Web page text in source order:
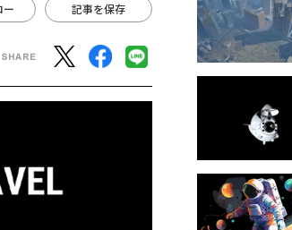
ー 記事を保存